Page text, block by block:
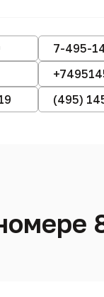
7-495-
(495)